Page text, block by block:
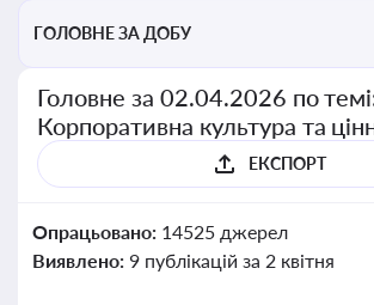
ГОЛОВНЕ ЗА ДОБУ
Головне за 02.04.2026 по
Корпоративна культура та
ЕКСПОРТ
Опрацьовано: 14525 джерел
Виявлено: 9 публікацій за 2 квітня